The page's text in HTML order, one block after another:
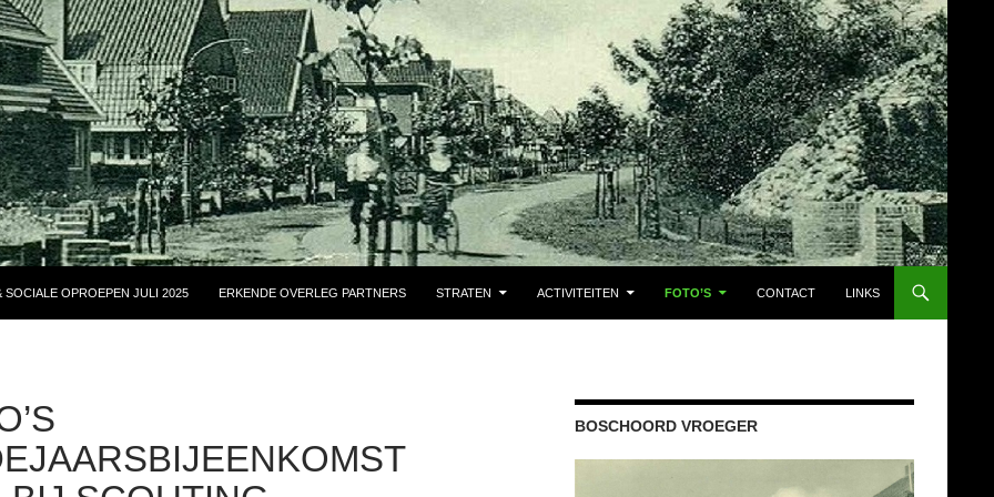
SOCIALE OPROEPEN JULI 2025 ERKENDE OVERLEG PARTNERS STRATEN ACTIVITEITEN FOTO’S CONTACT LINKS
BOSCHOORD VROEGER